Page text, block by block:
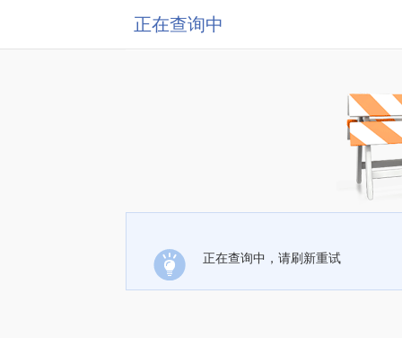
正在查询中
正在查询中，请刷新重试